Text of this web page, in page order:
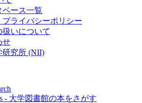
ベース一覧
プライバシーポリシー
いについて
せ
研究所 (NII)
- 大学図書館の本をさがす